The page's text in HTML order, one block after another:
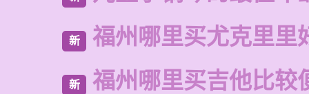
新 福州哪里买尤克里里
新 福州哪里买吉他比较